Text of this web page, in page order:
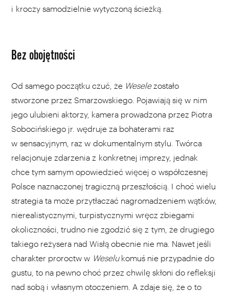
i kroczy samodzielnie wytyczoną ścieżką.
Bez obojętności
Od samego początku czuć, że Weselezostało
stworzone przez Smarzowskiego. Pojawiają się w nim
jego ulubieni aktorzy, kamera prowadzona przez Piotra
Sobocińskiego jr. wędruje za bohaterami raz
w sensacyjnym, raz w dokumentalnym stylu. Twórca
relacjonuje zdarzenia z konkretnej imprezy, jednak
chce tym samym opowiedzieć więcej o współczesnej
Polsce naznaczonej tragiczną przeszłością. I choć wielu
strategia ta może przytłaczać nagromadzeniem wątków,
nierealistycznymi, turpistycznymi wręcz zbiegami
okoliczności, trudno nie zgodzić się z tym, że drugiego
takiego reżysera nad Wisłą obecnie nie ma. Nawet jeśli
charakter proroctw w Weselu komuś nie przypadnie do
gustu, to na pewno choć przez chwilę skłoni do refleksji
nad sobą i własnym otoczeniem. A zdaje się, że o to